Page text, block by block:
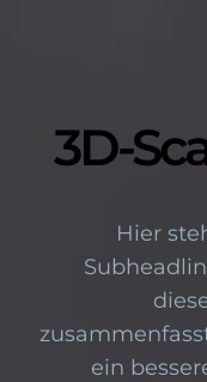
3D-
Hier
ein